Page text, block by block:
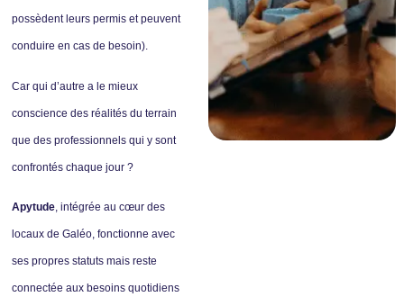
possèdent leurs permis et peuvent
conduire en cas de besoin).
Car qui d’autre a le mieux
conscience des réalités du terrain
que des professionnels qui y sont
confrontés chaque jour ?
Apytude, intégrée au cœur des
locaux de Galéo, fonctionne avec
ses propres statuts mais reste
connectée aux besoins quotidiens